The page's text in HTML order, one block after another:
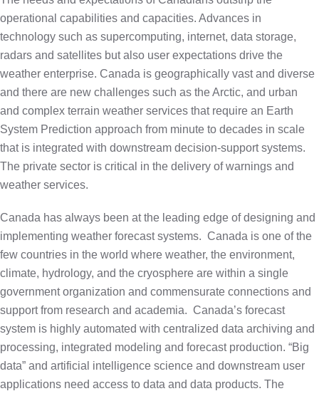
operational capabilities and capacities. Advances in
technology such as supercomputing, internet, data storage,
radars and satellites but also user expectations drive the
weather enterprise. Canada is geographically vast and diverse
and there are new challenges such as the Arctic, and urban
and complex terrain weather services that require an Earth
System Prediction approach from minute to decades in scale
that is integrated with downstream decision-support systems.
The private sector is critical in the delivery of warnings and
weather services.
Canada has always been at the leading edge of designing and
implementing weather forecast systems. Canada is one of the
few countries in the world where weather, the environment,
climate, hydrology, and the cryosphere are within a single
government organization and commensurate connections and
support from research and academia. Canada’s forecast
system is highly automated with centralized data archiving and
processing, integrated modeling and forecast production. “Big
data” and artificial intelligence science and downstream user
applications need access to data and data products. The